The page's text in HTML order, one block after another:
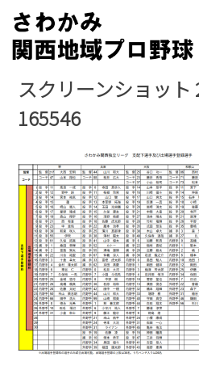
Skip
content
スクリーンショット
165546